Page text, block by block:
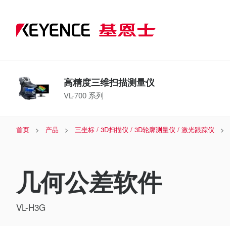
高精度三维扫描测量仪
VL-700 系列
首页 产品 三坐标 / 3D扫描仪 / 3D轮廓测量仪 / 激光跟踪仪
几何公差软件
VL-H3G